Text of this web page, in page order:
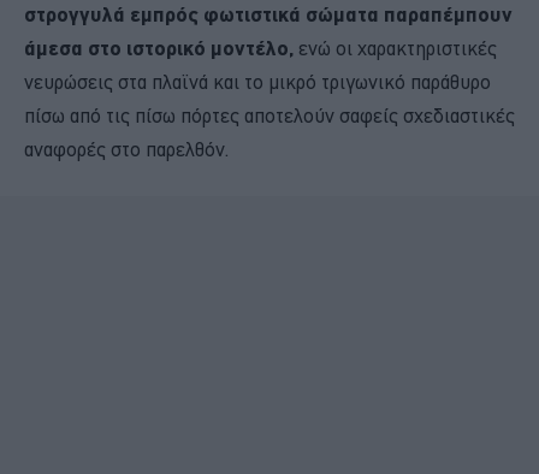
στρογγυλά εμπρός φωτιστικά σώματα παραπέμπουν
άμεσα στο ιστορικό μοντέλο, ενώ οι χαρακτηριστικές
νευρώσεις στα πλαϊνά και το μικρό τριγωνικό παράθυρο
πίσω από τις πίσω πόρτες αποτελούν σαφείς σχεδιαστικές
αναφορές στο παρελθόν.